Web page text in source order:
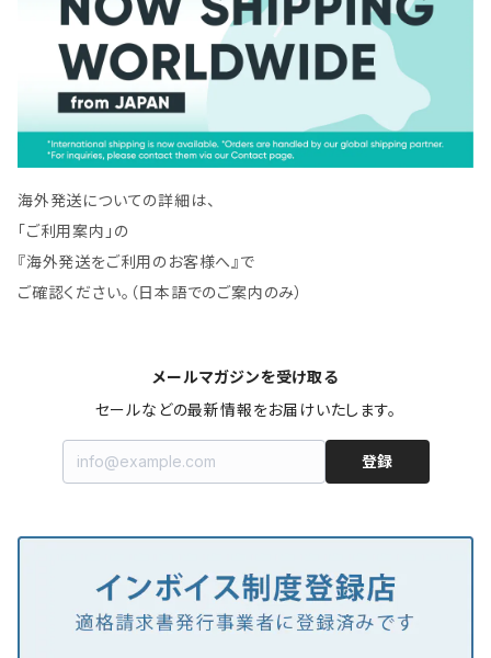
海外発送についての詳細は、
「ご利用案内」の
『海外発送をご利用のお客様へ』で
ご確認ください。（日本語でのご案内のみ）
メールマガジンを受け取る
セールなどの最新情報をお届けいたします。
登録